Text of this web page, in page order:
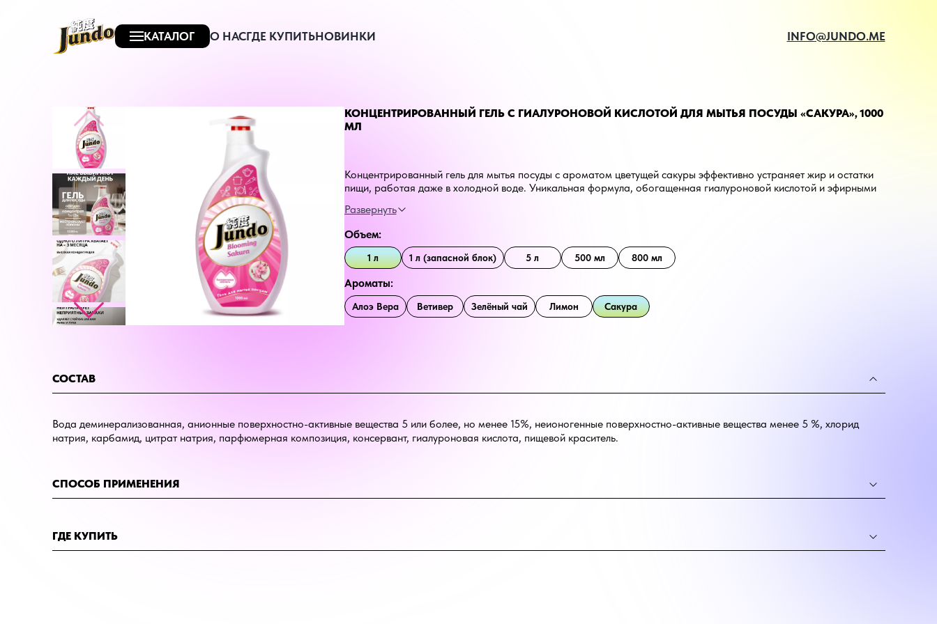
КАТАЛОГ О НАСГДЕ КУПИТЬНОВИНКИ INFO@JUNDO.ME
КОНЦЕНТРИРОВАННЫЙ ГЕЛЬ С ГИАЛУРОНОВОЙ КИСЛОТОЙ ДЛЯ МЫТЬЯ ПОСУДЫ «САКУРА», 1000
МЛ
Концентрированный гель для мытья посуды с ароматом цветущей сакуры эффективно устраняет жир и остатки
пищи, работая даже в холодной воде. Уникальная формула, обогащенная гиалуроновой кислотой и эфирными
пена легко справляется с загрязнениями и без труда смывается, оставляя посуду чистой и блестящей.
Объем:
1 л 1 л (запасной блок) 5 л 500 мл 800 мл
Ароматы:
Алоэ Вера Ветивер Зелёный чай Лимон Сакура
СОСТАВ
Вода деминерализованная, анионные поверхностно-активные вещества 5 или более, но менее 15%, неионогенные поверхностно-активные вещества менее 5 %, хлорид
натрия, карбамид, цитрат натрия, парфюмерная композиция, консервант, гиалуроновая кислота, пищевой краситель.
СПОСОБ ПРИМЕНЕНИЯ
ГДЕ КУПИТЬ